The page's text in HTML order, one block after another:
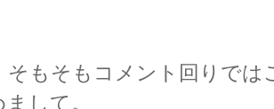
そもそもコメント回りでは
して。